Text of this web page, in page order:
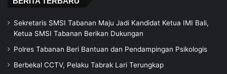
Sekretaris SMSI Tabanan Maju Jadi Kandidat Ketua IMI Bali,
Ketua SMSI Tabanan Berikan Dukungan
Polres Tabanan Beri Bantuan dan Pendampingan Psikologis
Berbekal CCTV, Pelaku Tabrak Lari Terungkap